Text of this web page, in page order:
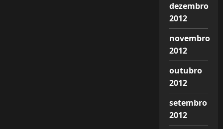
dezembro
2012
novembro
2012
outubro
2012
setembro
2012